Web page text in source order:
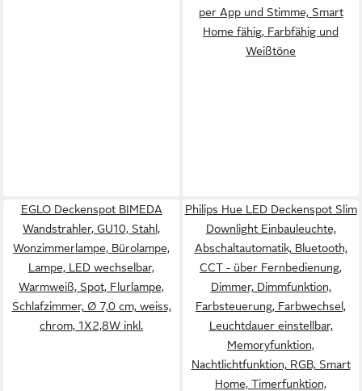
per App und Stimme, Smart
Home fähig, Farbfähig und
Weißtöne
EGLO Deckenspot BIMEDA
Wandstrahler, GU10, Stahl,
Wonzimmerlampe, Bürolampe,
Lampe, LED wechselbar,
Warmweiß, Spot, Flurlampe,
Schlafzimmer, Ø 7,0 cm, weiss,
chrom, 1X2,8W inkl.
Philips Hue LED Deckenspot Slim
Downlight Einbauleuchte,
Abschaltautomatik, Bluetooth,
CCT - über Fernbedienung,
Dimmer, Dimmfunktion,
Farbsteuerung, Farbwechsel,
Leuchtdauer einstellbar,
Memoryfunktion,
Nachtlichtfunktion, RGB, Smart
Home, Timerfunktion,